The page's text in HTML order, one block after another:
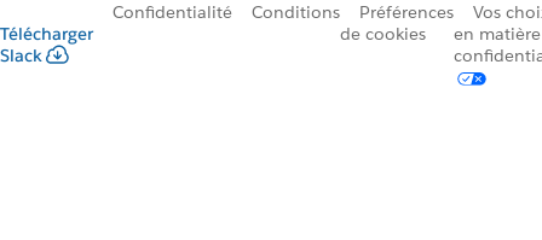
Télécharger
Slack
Confidentialité Conditions
Préférences
de cookies
Vos
en